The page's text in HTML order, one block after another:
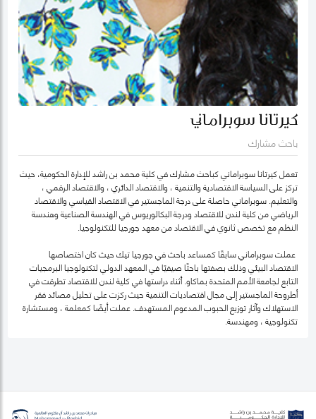
كيرتانا سوبراماني
باحث مشارك
تعمل كيرتانا سوبراماني كباحث مشارك في كلية محمد بن راشد للإدارة الحكومية، حيث
تركز على السياسة الاقتصادية والتنمية ، والاقتصاد الدائري ، والاقتصاد الرقمي ،
والتعليم. سوبراماني حاصلة على درجة الماجستير في الاقتصاد القياسي والاقتصاد
الرياضي من كلية لندن للاقتصاد ودرجة البكالوريوس في الهندسة الصناعية وهندسة
النظم مع تخصص ثانوي في الاقتصاد من معهد جورجيا للتكنولوجيا.
عملت سوبراماني سابقًا كمساعد باحث في جورجيا تيك حيث كان اختصاصها
الاقتصاد البيئي وذلك بصفتها باحثًا صيفيًا في المعهد الدولي لتكنولوجيا البرمجيات
التابع لجامعة الأمم المتحدة بماكاو. أثناء دراستها في كلية لندن للاقتصاد تطرقت في
أطروحة الماجستير إلى مجال اقتصاديات التنمية حيث ركزت على تحليل مصائد فقر
الاستهلاك وآثار توزيع الحبوب المدعوم المستهدف. عملت أيضًا كمعلمة ، ومستشارة
تكنولوجية ، ومهندسة.